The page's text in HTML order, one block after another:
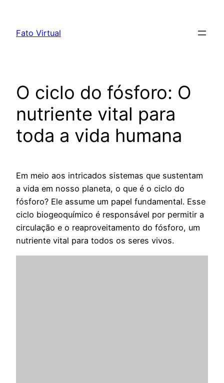
content
Fato Virtual
O ciclo do fósforo: O
nutriente vital para
toda a vida humana
Em meio aos intricados sistemas que sustentam
a vida em nosso planeta, o que é o ciclo do
fósforo? Ele assume um papel fundamental. Esse
ciclo biogeoquímico é responsável por permitir a
circulação e o reaproveitamento do fósforo, um
nutriente vital para todos os seres vivos.